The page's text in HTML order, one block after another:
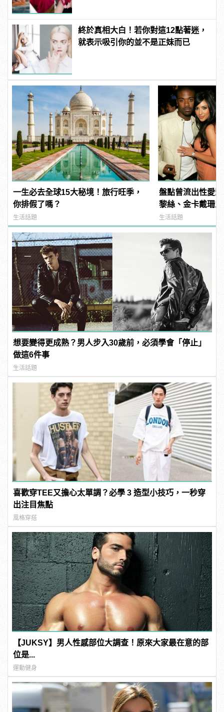
終於真相大白！若你對這12點著迷，
就表示吸引你的並不是正妹而已
一生必去全球15大秘境！旅行旺季，
你排假了嗎？
生活話題
盤點曾流出性愛
黎絲、金卡戴珊
生活話題
想要變得更成熟？男人步入30歲前，必須學會「停止」
做這6件事
生活話題
喜歡穿TEE又擔心太單調？必學 3 造型小技巧，一秒穿
出注目焦點
風格穿搭
【JUKSY】男人性感部位大調查！原來大家最在意的部
位是...
運動健身